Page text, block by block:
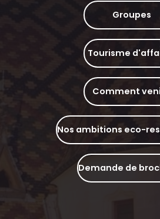
Groupes
Tourisme
Comment
Nos ambitions eco-
Demande de